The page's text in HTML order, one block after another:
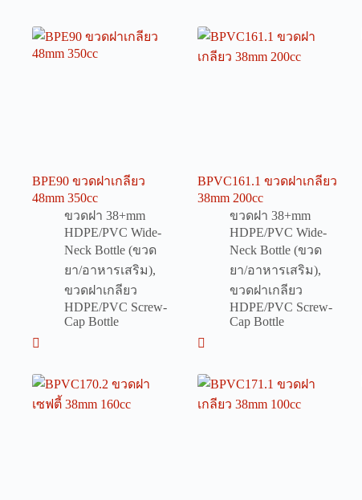
BPE90 ขวดฝาเกลียว
48mm 350cc
ขวดฝา 38+mm
HDPE/PVC Wide-
Neck Bottle (ขวด
ยา/อาหารเสริม),
ขวดฝาเกลียว
HDPE/PVC Screw-
Cap Bottle
BPVC161.1 ขวดฝาเกลียว
38mm 200cc
ขวดฝา 38+mm
HDPE/PVC Wide-
Neck Bottle (ขวด
ยา/อาหารเสริม),
ขวดฝาเกลียว
HDPE/PVC Screw-
Cap Bottle